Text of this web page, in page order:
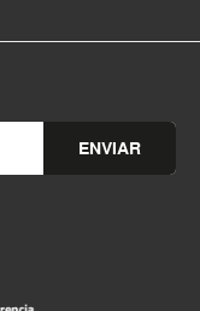
ENVIAR